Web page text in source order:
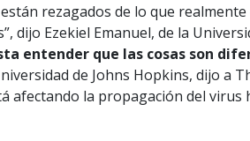
rezagados de lo que realmente
dijo Ezekiel Emanuel, de la
entender que las cosas son
de Johns Hopkins, dijo a
afectando la propagación del virus